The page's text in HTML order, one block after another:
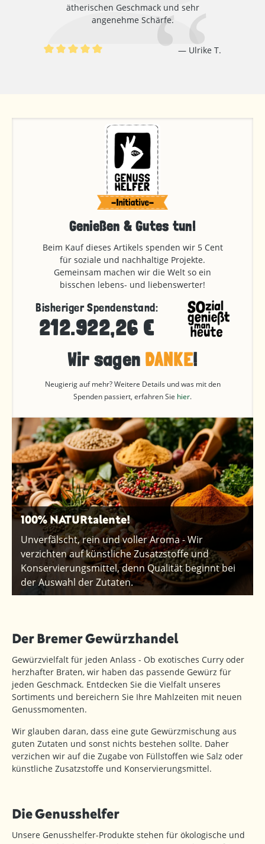
ätherischen Geschmack und sehr
angenehme Schärfe.
Ulrike T.
Genießen & Gutes tun!
Beim Kauf dieses Artikels spenden wir 5 Cent
für soziale und nachhaltige Projekte.
Gemeinsam machen wir die Welt so ein
bisschen lebens- und liebenswerter!
Bisheriger Spendenstand:
212.922,26 €
Wir sagen DANKE!
Neugierig auf mehr? Weitere Details und was mit den
Spenden passiert, erfahren Sie hier.
100% NATURtalente!
Unverfälscht, rein und voller Aroma - Wir
verzichten auf künstliche Zusatzstoffe und
Konservierungsmittel, denn Qualität beginnt bei
der Auswahl der Zutaten.
Der Bremer Gewürzhandel
Gewürzvielfalt für jeden Anlass - Ob exotisches Curry oder
herzhafter Braten, wir haben das passende Gewürz für
jeden Geschmack. Entdecken Sie die Vielfalt unseres
Sortiments und bereichern Sie Ihre Mahlzeiten mit neuen
Genussmomenten.
Wir glauben daran, dass eine gute Gewürzmischung aus
guten Zutaten und sonst nichts bestehen sollte. Daher
verzichen wir auf die Zugabe von Füllstoffen wie Salz oder
künstliche Zusatzstoffe und Konservierungsmittel.
Die Genusshelfer
Unsere Genusshelfer-Produkte stehen für ökologische und